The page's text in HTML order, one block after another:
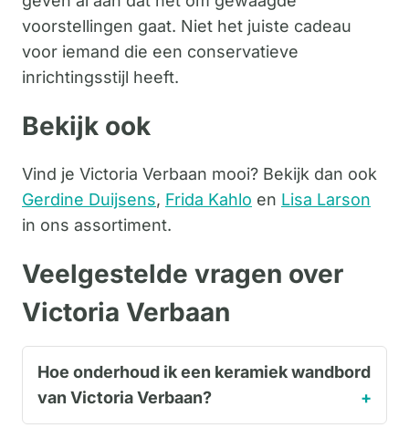
voorstellingen gaat. Niet het juiste cadeau
voor iemand die een conservatieve
inrichtingsstijl heeft.
Bekijk ook
Vind je Victoria Verbaan mooi? Bekijk dan ook
Gerdine Duijsens, Frida Kahlo en Lisa Larson
in ons assortiment.
Veelgestelde vragen over
Victoria Verbaan
Hoe onderhoud ik een keramiek wandbord
van Victoria Verbaan?